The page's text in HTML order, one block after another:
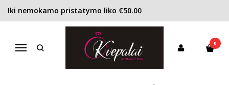
Iki nemokamo pristatymo liko €50.00
Navigacija
0
Pagrindinis KONCENTRACIJA
Tualetinis vanduo (EDT)
Calvin Klein CK One EDT unisex
CALVIN KLEIN CK ONE EDT UNISEX